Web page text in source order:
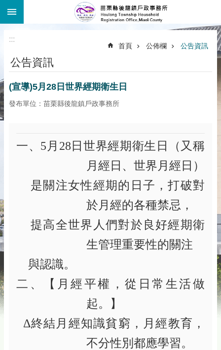
跳到主要內容區塊
:::
首頁 公佈欄 公告資訊
公告資訊
(宣導)5月28日世界經期衛生日
發布單位：苗栗縣後龍鎮戶政事務所
一、5 月 28 日世界經期衛生日（又稱
月經日、世界月經日）
是關注女性經期的日子，打破對
於月經的各種禁忌，
提高全世界人們對於良好經期衛
生管理重要性的關注
與認識。
二、【月經平權，從日常生活做
起。】
Δ終結月經知識貧窮，月經教育，
不分性別都應學習。